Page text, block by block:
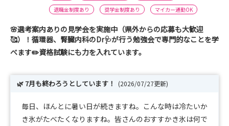
退職金制度あり
奨学金制度あり マイカー通勤OK
🌸選考案内ありの見学会を実施中（県外からの応募も大歓迎
🥰）！循環器、腎臓内科のDr🩺が行う勉強会で専門的なことを学
べます✏️資格試験にも力を入れています。
🌿 7月も終わろうとしています！ (2026/07/27更新)
毎日、ほんとに暑い日が続きますね。こんな時は冷たいか
き氷がたべたくなりますね。皆さんのおすすかき氷は何で